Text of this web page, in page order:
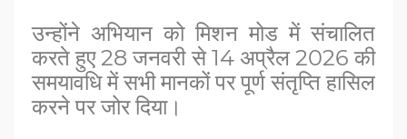
उन्होंने अभियान को मिशन मोड में संचालित
करते हुए 28 जनवरी से 14 अप्रैल 2026 की
समयावधि में सभी मानकों पर पूर्ण संतृप्ति हासिल
करने पर जोर दिया।